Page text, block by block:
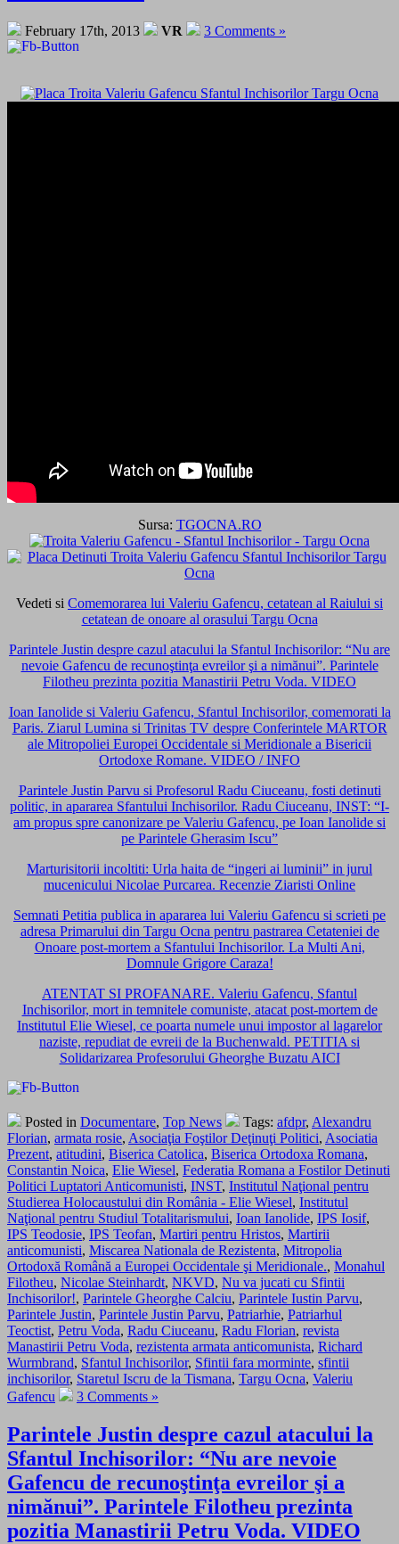
February 17th, 2013 VR 3 Comments »
Sursa: TGOCNA.RO
Vedeti si Comemorarea lui Valeriu Gafencu, cetatean al Raiului si
cetatean de onoare al orasului Targu Ocna
Parintele Justin despre cazul atacului la Sfantul Inchisorilor: “Nu are
nevoie Gafencu de recunoştinţa evreilor şi a nimănui”. Parintele
Filotheu prezinta pozitia Manastirii Petru Voda. VIDEO
Ioan Ianolide si Valeriu Gafencu, Sfantul Inchisorilor, comemorati la
Paris. Ziarul Lumina si Trinitas TV despre Conferintele MARTOR
ale Mitropoliei Europei Occidentale si Meridionale a Bisericii
Ortodoxe Romane. VIDEO / INFO
Parintele Justin Parvu si Profesorul Radu Ciuceanu, fosti detinuti
politic, in apararea Sfantului Inchisorilor. Radu Ciuceanu, INST: “I-
am propus spre canonizare pe Valeriu Gafencu, pe Ioan Ianolide si
pe Parintele Gherasim Iscu”
Marturisitorii incoltiti: Urla haita de “ingeri ai luminii” in jurul
mucenicului Nicolae Purcarea. Recenzie Ziaristi Online
Semnati Petitia publica in apararea lui Valeriu Gafencu si scrieti pe
adresa Primarului din Targu Ocna pentru pastrarea Cetateniei de
Onoare post-mortem a Sfantului Inchisorilor. La Multi Ani,
Domnule Grigore Caraza!
ATENTAT SI PROFANARE. Valeriu Gafencu, Sfantul
Inchisorilor, mort in temnitele comuniste, atacat post-mortem de
Institutul Elie Wiesel, ce poarta numele unui impostor al lagarelor
naziste, repudiat de evreii de la Buchenwald. PETITIA si
Solidarizarea Profesorului Gheorghe Buzatu AICI
Posted in Documentare, Top News Tags: afdpr, Alexandru
Florian, armata rosie, Asociaţia Foştilor Deţinuţi Politici, Asociatia
Prezent, atitudini, Biserica Catolica, Biserica Ortodoxa Romana,
Constantin Noica, Elie Wiesel, Federatia Romana a Fostilor Detinuti
Politici Luptatori Anticomunisti, INST, Institutul Naţional pentru
Studierea Holocaustului din România - Elie Wiesel, Institutul
Naţional pentru Studiul Totalitarismului, Ioan Ianolide, IPS Iosif,
IPS Teodosie, IPS Teofan, Martiri pentru Hristos, Martirii
anticomunisti, Miscarea Nationala de Rezistenta, Mitropolia
Ortodoxă Română a Europei Occidentale şi Meridionale., Monahul
Filotheu, Nicolae Steinhardt, NKVD, Nu va jucati cu Sfintii
Inchisorilor!, Parintele Gheorghe Calciu, Parintele Iustin Parvu,
Parintele Justin, Parintele Justin Parvu, Patriarhie, Patriarhul
Teoctist, Petru Voda, Radu Ciuceanu, Radu Florian, revista
Manastirii Petru Voda, rezistenta armata anticomunista, Richard
Wurmbrand, Sfantul Inchisorilor, Sfintii fara morminte, sfintii
inchisorilor, Staretul Iscru de la Tismana, Targu Ocna, Valeriu
Gafencu
3 Comments »
Parintele Justin despre cazul atacului la
Sfantul Inchisorilor: “Nu are nevoie
Gafencu de recunoştinţa evreilor şi a
nimănui”. Parintele Filotheu prezinta
pozitia Manastirii Petru Voda. VIDEO